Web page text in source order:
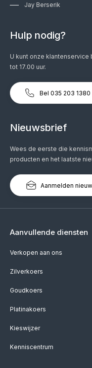
Jay Berserik
Hulp nodig?
U kunt onze
tot 17.00 uur.
Bel 035 203 1380
Nieuwsbrief
Wees de eerste die
producten en het laatste
Aanmelden
Aanvullende diensten
Verkopen aan ons
Zilverkoers
Goudkoers
Platinakoers
Kieswijzer
Kenniscentrum